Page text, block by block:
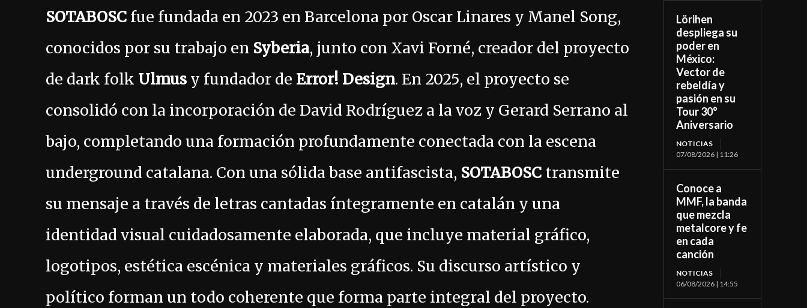
SOTABOSC fue fundada en 2023 en Barcelona por Oscar Linares y Manel Song,
conocidos por su trabajo en Syberia, junto con Xavi Forné, creador del proyecto
de dark folk Ulmus y fundador de Error! Design. En 2025, el proyecto se
consolidó con la incorporación de David Rodríguez a la voz y Gerard Serrano al
bajo, completando una formación profundamente conectada con la escena
underground catalana. Con una sólida base antifascista, SOTABOSC transmite
su mensaje a través de letras cantadas íntegramente en catalán y una
identidad visual cuidadosamente elaborada, que incluye material gráfico,
logotipos, estética escénica y materiales gráficos. Su discurso artístico y
político forman un todo coherente que forma parte integral del proyecto.
Lörihen
despliega su
poder en
México:
Vector de
rebeldía y
pasión en su
Tour 30°
Aniversario
NOTICIAS
07/08/2026 | 11:26
Conoce a
MMF, la banda
que mezcla
metalcore y fe
en cada
canción
NOTICIAS
06/08/2026 | 14:55